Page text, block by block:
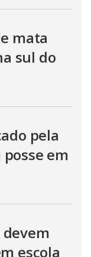
mata
sul do
pela
em
escola